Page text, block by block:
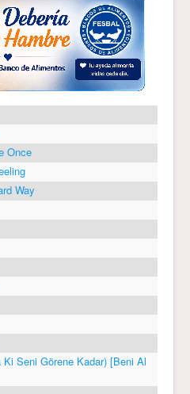
Once
Way
Seni Görene Kadar) [Beni Al